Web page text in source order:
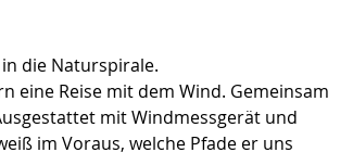
die Naturspirale.
eine Reise mit dem Wind. Gemeinsam
mit Windmessgerät und
im Voraus, welche Pfade er uns